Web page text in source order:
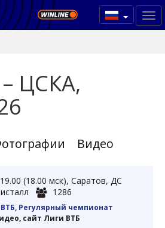
ЦСКА,
Видео